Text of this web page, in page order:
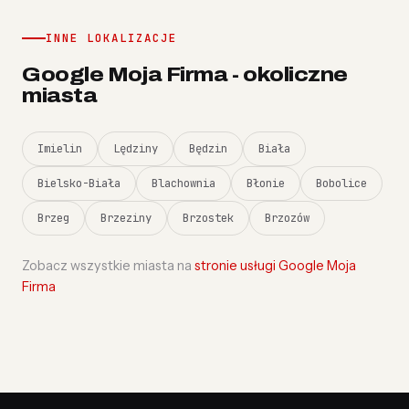
INNE LOKALIZACJE
Google Moja Firma - okoliczne
miasta
Imielin Lędziny Będzin Biała
Bielsko-Biała Blachownia Błonie Bobolice
Brzeg Brzeziny Brzostek Brzozów
Zobacz wszystkie miasta na stronie usługi Google Moja
Firma